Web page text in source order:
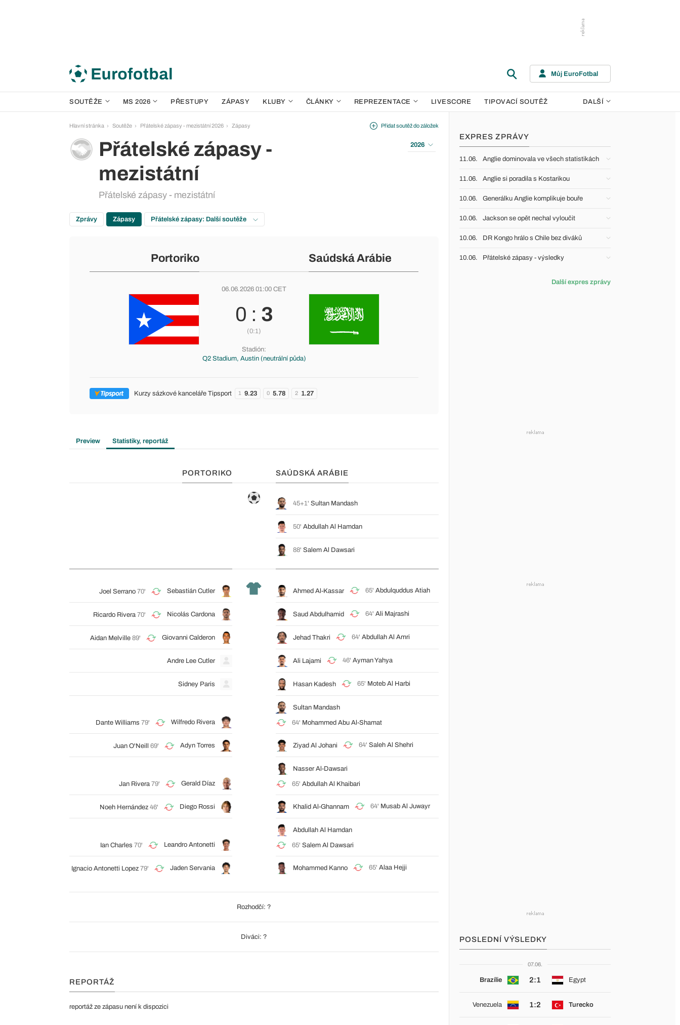
Můj EuroFotbal
SOUTĚŽE MS 2026 PŘESTUPY ZÁPASY KLUBY ČLÁNKY REPREZENTACE LIVESCORE TIPOVACÍ SOUTĚŽ DALŠÍ
Hlavní stránka Soutěže Přátelské zápasy - mezistátní 2026 Zápasy
Přátelské zápasy -
mezistátní
Přátelské zápasy - mezistátní
Přidat soutěž do záložek
2026
Zprávy Zápasy Přátelské zápasy: Další soutěže
Portoriko Saúdská Arábie
06.06.2026 01:00 CET
0 : 3
(0:1)
Stadión:
Q2 Stadium, Austin (neutrální půda)
Kurzy sázkové kanceláře Tipsport 1 9.23 0 5.78 2 1.27
Preview Statistiky, reportáž
PORTORIKO SAÚDSKÁ ARÁBIE
45+1' Sultan Mandash
50' Abdullah Al Hamdan
88' Salem Al Dawsari
Joel Serrano 70' Sebastián Cutler Ahmed Al-Kassar 65' Abdulquddus Atiah
Ricardo Rivera 70' Nicolás Cardona Saud Abdulhamid 64' Ali Majrashi
Aidan Melville 89' Giovanni Calderon Jehad Thakri 64' Abdullah Al Amri
Andre Lee Cutler Ali Lajami 46' Ayman Yahya
Sidney Paris Hasan Kadesh 65' Moteb Al Harbi
Dante Williams 79' Wilfredo Rivera
Sultan Mandash
64' Mohammed Abu Al-Shamat
Juan O'Neill 69' Adyn Torres Ziyad Al Johani 64' Saleh Al Shehri
Jan Rivera 79' Gerald Díaz
Nasser Al-Dawsari
65' Abdullah Al Khaibari
Noeh Hernández 46' Diego Rossi Khalid Al-Ghannam 64' Musab Al Juwayr
Ian Charles 70' Leandro Antonetti
Abdullah Al Hamdan
65' Salem Al Dawsari
Ignacio Antonetti Lopez 79' Jaden Servania Mohammed Kanno 65' Alaa Hejji
Rozhodčí: ?
Diváci: ?
REPORTÁŽ
reportáž ze zápasu není k dispozici
EXPRES ZPRÁVY
11.06. Anglie dominovala ve všech statistikách
11.06. Anglie si poradila s Kostarikou
10.06. Generálku Anglie komplikuje bouře
10.06. Jackson se opět nechal vyloučit
10.06. DR Kongo hrálo s Chile bez diváků
10.06. Přátelské zápasy - výsledky
Další expres zprávy
POSLEDNÍ VÝSLEDKY
07.06.
Brazílie 2:1 Egypt
Venezuela 1:2 Turecko